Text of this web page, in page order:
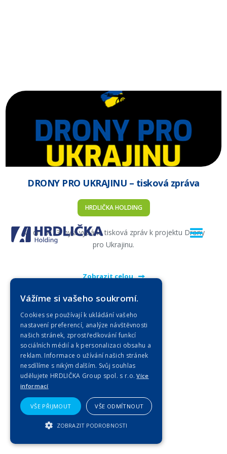
DRONY PRO UKRAJINU – tisková zpráva
HRDLIČKA HOLDING
Ke dni 31. 3. byla vydána tisková zpráv k projektu Drony
pro Ukrajinu.
Zobrazit celou
Vážíme si vašeho soukromí.
Cookies se používají k ukládání vašeho
nastavení preferencí, analýze návštěvnosti
našich stránek, zprostředkování funkcí
sociálních médií a k personalizaci obsahu a
reklam. Informace o užívání našich stránek
nesdílíme s nikým dalším. Svůj souhlas
udělujete HRDLIČKA Group spol. s r.o.Více
informací
VŠE PŘIJMOUT VŠE ODMÍTNOUT
ZOBRAZIT PODROBNOSTI
NEZBYTNĚ NUTNÉ SOUBORY